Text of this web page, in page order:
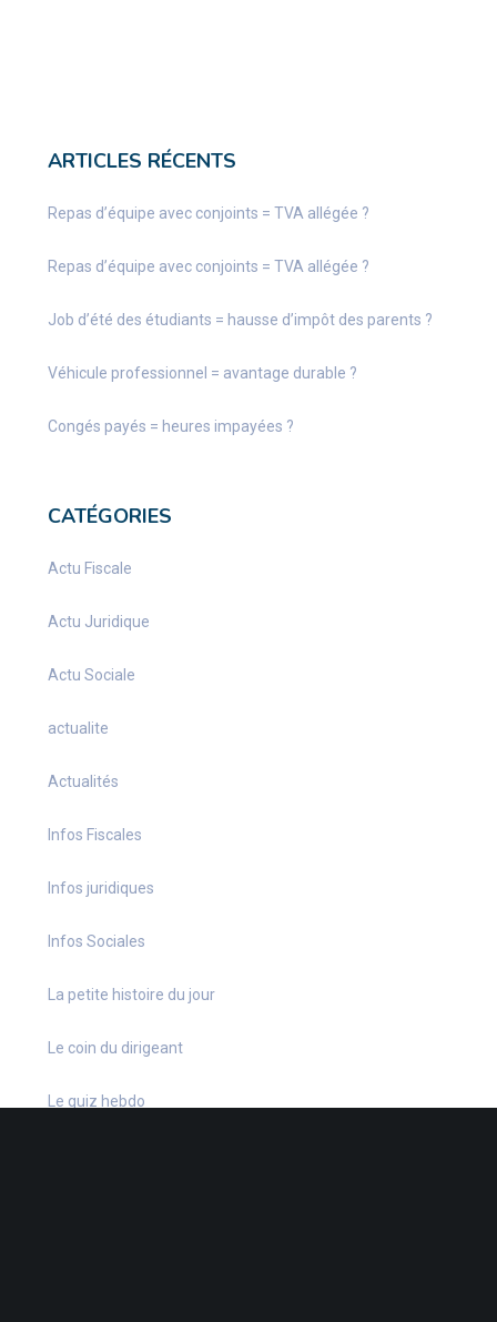
ARTICLES RÉCENTS
Repas d’équipe avec conjoints = TVA allégée ?
Repas d’équipe avec conjoints = TVA allégée ?
Job d’été des étudiants = hausse d’impôt des parents ?
Véhicule professionnel = avantage durable ?
Congés payés = heures impayées ?
CATÉGORIES
Actu Fiscale
Actu Juridique
Actu Sociale
actualite
Actualités
Infos Fiscales
Infos juridiques
Infos Sociales
La petite histoire du jour
Le coin du dirigeant
Le quiz hebdo